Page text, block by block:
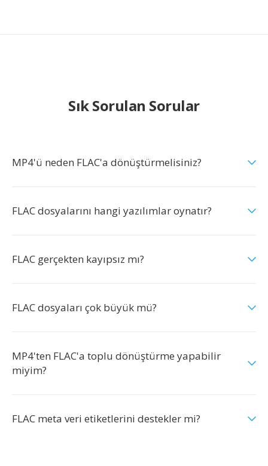
Sık Sorulan Sorular
MP4'ü neden FLAC'a dönüştürmelisiniz?
FLAC dosyalarını hangi yazılımlar oynatır?
FLAC gerçekten kayıpsız mı?
FLAC dosyaları çok büyük mü?
MP4'ten FLAC'a toplu dönüştürme yapabilir
miyim?
FLAC meta veri etiketlerini destekler mi?